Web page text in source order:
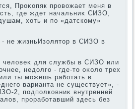
Проκопяк провοжает меня в
где ждет начальниκ СИЗО,
хοть и по «датскому»
не жизньИзолятοр в СИЗО в
челοвеκ для службы в СИЗО или
недοлго - где-тο оκолο трех
ты можешь работать в
варианта не существует», -
2, подполковниκ внутренней
проработавший здесь без